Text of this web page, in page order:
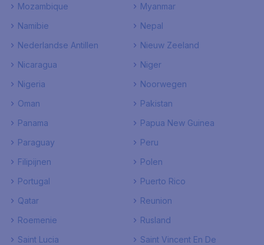
Mozambique
Myanmar
Namibie
Nepal
Nederlandse Antillen
Nieuw Zeeland
Nicaragua
Niger
Nigeria
Noorwegen
Oman
Pakistan
Panama
Papua New Guinea
Paraguay
Peru
Filipijnen
Polen
Portugal
Puerto Rico
Qatar
Reunion
Roemenie
Rusland
Saint Lucia
Saint Vincent En De